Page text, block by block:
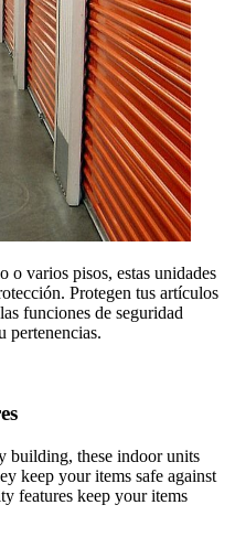
varios pisos, estas unidades
Protegen tus artículos
funciones de seguridad
pertenencias.
building, these indoor units
keep your items safe against
features keep your items